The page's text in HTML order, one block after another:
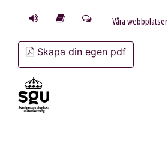
Våra webbplatser
Skapa din egen pdf